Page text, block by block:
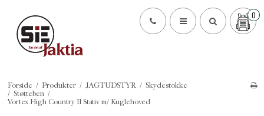
0
Forside / Produkter / JAGTUDSTYR / Skydestokke
/ Støtteben /
Vortex High Country II Stativ m/ Kuglehoved